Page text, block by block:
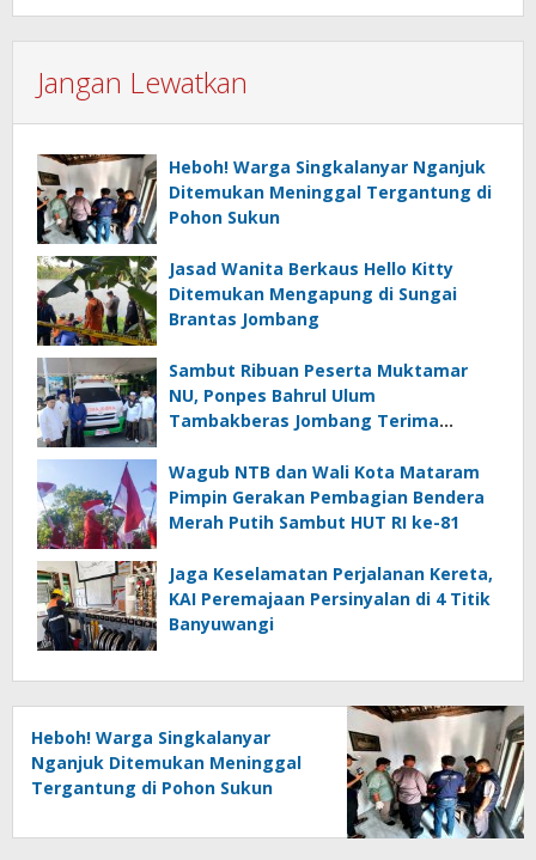
Jangan Lewatkan
Heboh! Warga Singkalanyar Nganjuk
Ditemukan Meninggal Tergantung di
Pohon Sukun
Jasad Wanita Berkaus Hello Kitty
Ditemukan Mengapung di Sungai
Brantas Jombang
Sambut Ribuan Peserta Muktamar
NU, Ponpes Bahrul Ulum
Tambakberas Jombang Terima
Wagub NTB dan Wali Kota Mataram
Pimpin Gerakan Pembagian Bendera
Merah Putih Sambut HUT RI ke-81
Jaga Keselamatan Perjalanan Kereta,
KAI Peremajaan Persinyalan di 4 Titik
Banyuwangi
Heboh! Warga Singkalanyar
Nganjuk Ditemukan Meninggal
Tergantung di Pohon Sukun